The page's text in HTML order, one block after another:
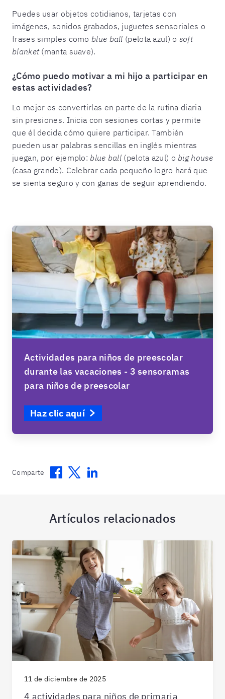
Puedes usar objetos cotidianos, tarjetas con
imágenes, sonidos grabados, juguetes sensoriales o
frases simples como blue ball (pelota azul) o soft
blanket(manta suave).
¿Cómo puedo motivar a mi hijo a participar en
estas actividades?
Lo mejor es convertirlas en parte de la rutina diaria
sin presiones. Inicia con sesiones cortas y permite
que él decida cómo quiere participar. También
pueden usar palabras sencillas en inglés mientras
juegan, por ejemplo: blue ball (pelota azul) o big house
(casa grande). Celebrar cada pequeño logro hará que
se sienta seguro y con ganas de seguir aprendiendo.
Actividades para niños de preescolar
durante las vacaciones - 3 sensoramas
para niños de preescolar
Haz clic aquí
Comparte Facebook
TwitterLinkedin
Artículos relacionados
11 de diciembre de 2025
4 actividades para niños de primaria